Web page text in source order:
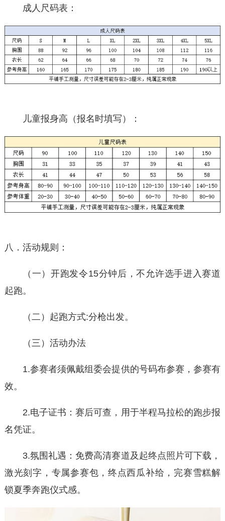
成人尺码表：
儿童报身高（报名时填写）：
八．活动规则：
（一）开跑发令15分钟后，不允许选手进入赛道
起跑。
（二）起跑方式:分枪出发。
（三）活动办法
1.参赛者须佩戴组委会提供的号码布参赛，参赛有
效。
2.电子证书：赛后可查，用于半程马拉松的跑步报
名凭证。
3.氛围礼遇：免费高清赛道及起终点照片可下载，
激光刻字，专属参赛包，终点西瓜补给，完赛雪糕解
锁夏季奔跑仪式感。